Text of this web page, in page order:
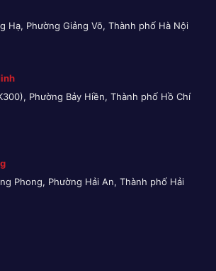
Hạ, Phường Giảng Võ, Thành phố Hà Nội
Phường Bảy Hiền, Thành phố Hồ Chí
Phong, Phường Hải An, Thành phố Hải